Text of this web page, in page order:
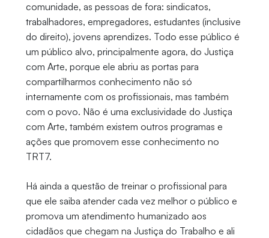
comunidade, as pessoas de fora: sindicatos,
trabalhadores, empregadores, estudantes (inclusive
do direito), jovens aprendizes. Todo esse público é
um público alvo, principalmente agora, do Justiça
com Arte, porque ele abriu as portas para
compartilharmos conhecimento não só
internamente com os profissionais, mas também
com o povo. Não é uma exclusividade do Justiça
com Arte, também existem outros programas e
ações que promovem esse conhecimento no
TRT7.
Há ainda a questão de treinar o profissional para
que ele saiba atender cada vez melhor o público e
promova um atendimento humanizado aos
cidadãos que chegam na Justiça do Trabalho e ali